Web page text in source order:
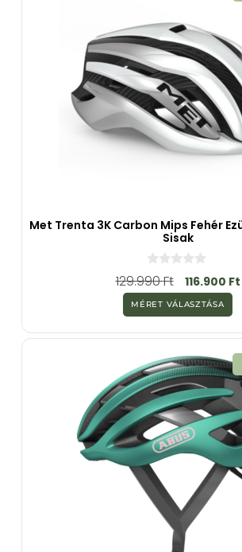
Met Trenta 3K Carbon Mips Fehér
Sisak
0
a
5
-
b
ő
129.990Ft 116.900 Ft
MÉRET VÁLASZTÁSA